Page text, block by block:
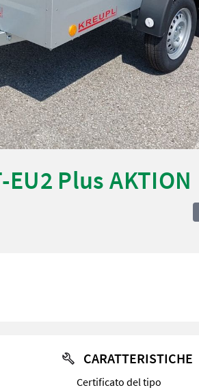
Plus AKTION
CARATTERISTICHE
Certificato del tipo